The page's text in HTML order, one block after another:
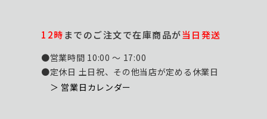
12時までのご注文で在庫商品が当日発送
●営業時間 10:00 ～ 17:00
●定休日 土日祝、その他当店が定める休業日
＞ 営業日カレンダー